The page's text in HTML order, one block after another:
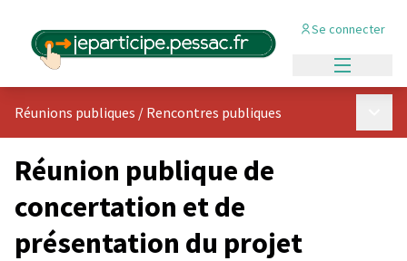
Se connecter
Réunions publiques / Rencontres publiques
Réunion publique de
concertation et de
présentation du projet